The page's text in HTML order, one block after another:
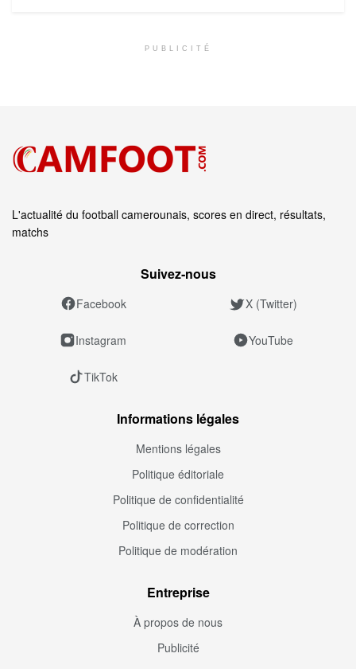
PUBLICITÉ
L'actualité du football camerounais, scores en direct, résultats,
matchs
Suivez‑nous
Facebook X (Twitter)
Instagram YouTube
TikTok
Informations légales
Mentions légales
Politique éditoriale
Politique de confidentialité
Politique de correction
Politique de modération
Entreprise
À propos de nous
Publicité